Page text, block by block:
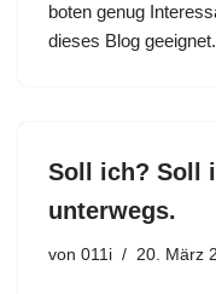
boten genug
dieses Blog
Soll ich? Soll
unterwegs.
von 011i 20. März